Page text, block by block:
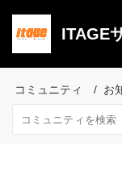
ITAGE
コミュニティ お